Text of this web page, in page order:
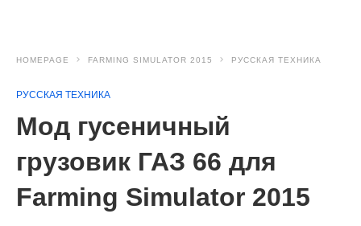
HOMEPAGE FARMING SIMULATOR 2015 РУССКАЯ ТЕХНИКА
РУССКАЯ ТЕХНИКА
Мод гусеничный
грузовик ГАЗ 66 для
Farming Simulator 2015